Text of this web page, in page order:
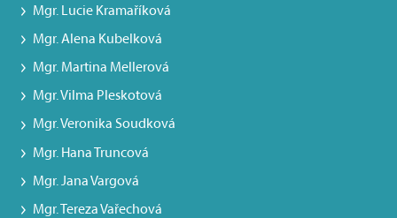
Mgr. Lucie Kramaříková
Mgr. Alena Kubelková
Mgr. Martina Mellerová
Mgr. Vilma Pleskotová
Mgr. Veronika Soudková
Mgr. Hana Truncová
Mgr. Jana Vargová
Mgr. Tereza Vařechová